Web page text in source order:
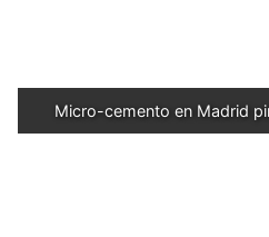
Micro-cemento en Madrid